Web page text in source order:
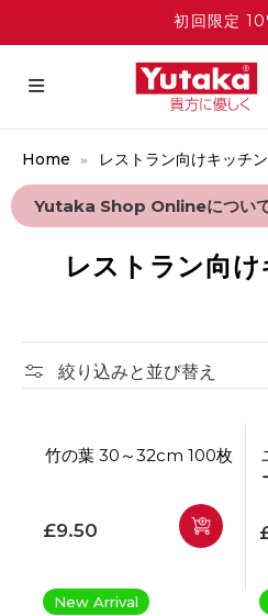
初回限定
Home レストラン向けキッチ
Yutaka Shop Onlineについ
レストラン向
絞り込みと並び替え
竹の葉 30～32cm 100枚
通常価格
£9.50
New Arrival